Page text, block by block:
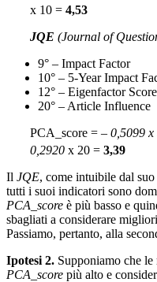
x 10 = 4,53
JQE (Journal of
9° – Impact Factor
10° – 5-Year Impact
12° – Eigenfactor Score
20° – Article Influence
PCA_score = – 0,5099
0,2920 x 20 = 3,39
Il JQE, come intuibile dal
tutti i suoi indicatori sono
PCA_score è più basso e
sbagliati a considerare
Passiamo, pertanto, alla
Ipotesi 2. Supponiamo che
PCA_score più alto e